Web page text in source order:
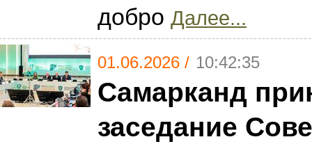
добро Далее...
01.06.2026 / 10:42:35
Самарканд
заседание